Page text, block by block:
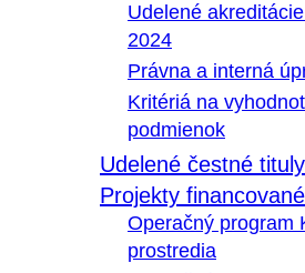
Udelené
2024
Právna a interná
Kritériá na
podmienok
Udelené čestné tituly
Projekty
Operačný program
prostredia